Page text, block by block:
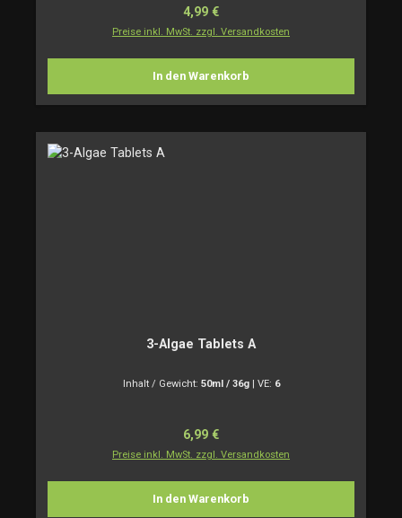
Regulärer Preis:
4,99 €
Preise inkl. MwSt. zzgl. Versandkosten
In den Warenkorb
3-Algae Tablets A
Inhalt / Gewicht: 50ml / 36g VE: 6
Regulärer Preis:
6,99 €
Preise inkl. MwSt. zzgl. Versandkosten
In den Warenkorb